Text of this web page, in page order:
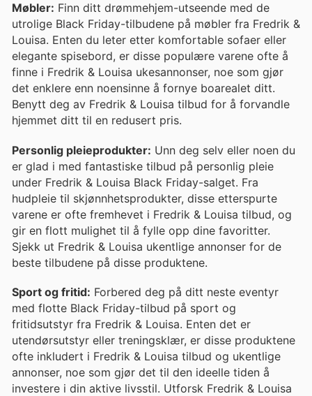
Møbler: Finn ditt drømmehjem-utseende med de
utrolige Black Friday-tilbudene på møbler fra Fredrik &
Louisa. Enten du leter etter komfortable sofaer eller
elegante spisebord, er disse populære varene ofte å
finne i Fredrik & Louisa ukesannonser, noe som gjør
det enklere enn noensinne å fornye boarealet ditt.
Benytt deg av Fredrik & Louisa tilbud for å forvandle
hjemmet ditt til en redusert pris.
Personlig pleieprodukter: Unn deg selv eller noen du
er glad i med fantastiske tilbud på personlig pleie
under Fredrik & Louisa Black Friday-salget. Fra
hudpleie til skjønnhetsprodukter, disse etterspurte
varene er ofte fremhevet i Fredrik & Louisa tilbud, og
gir en flott mulighet til å fylle opp dine favoritter.
Sjekk ut Fredrik & Louisa ukentlige annonser for de
beste tilbudene på disse produktene.
Sport og fritid: Forbered deg på ditt neste eventyr
med flotte Black Friday-tilbud på sport og
fritidsutstyr fra Fredrik & Louisa. Enten det er
utendørsutstyr eller treningsklær, er disse produktene
ofte inkludert i Fredrik & Louisa tilbud og ukentlige
annonser, noe som gjør det til den ideelle tiden å
investere i din aktive livsstil. Utforsk Fredrik & Louisa